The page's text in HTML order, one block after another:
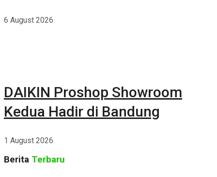
6 August 2026
DAIKIN Proshop Showroom
Kedua Hadir di Bandung
1 August 2026
Berita Terbaru